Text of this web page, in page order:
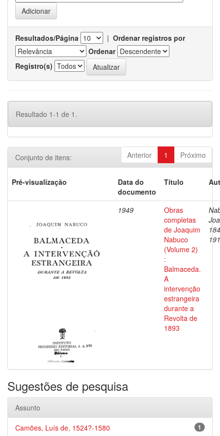
Resultados/Página | Ordenar registros por
Ordenar
Registro(s)
Resultado 1-1 de 1.
Anterior 1 Próximo
Conjunto de itens:
Pré-visualização
Data do
documento
Título
1949
Obras
completas
de Joaquim
Nabuco
(Volume 2)
:
Balmaceda.
A
intervenção
estrangeira
durante a
Revolta de
1893
Sugestões de pesquisa
Assunto
1
Camões, Luís de, 1524?-1580